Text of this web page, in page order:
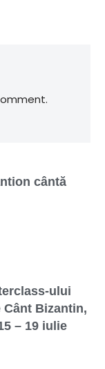
cântă
ului
Bizantin,
– 19 iulie